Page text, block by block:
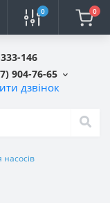
0 0
146
904-76-65
дзвінок